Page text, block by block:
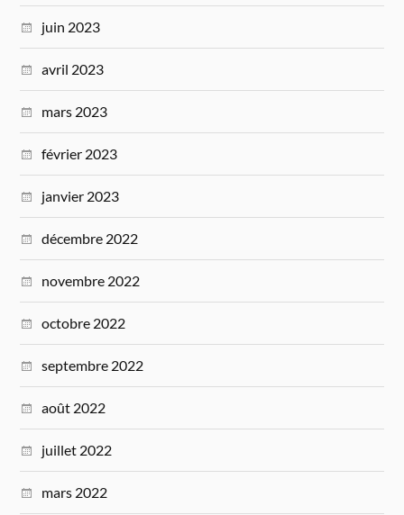
juin 2023
avril 2023
mars 2023
février 2023
janvier 2023
décembre 2022
novembre 2022
octobre 2022
septembre 2022
août 2022
juillet 2022
mars 2022